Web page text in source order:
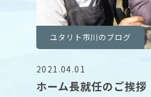
ユタリト市川のブログ
2021.04.01
ホーム長就任のご挨拶